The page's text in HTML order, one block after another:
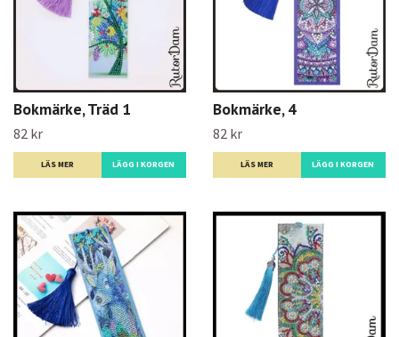
Bokmärke, Träd 1
82 kr
LÄS MER
Bokmärke, 4
82 kr
LÄS MER